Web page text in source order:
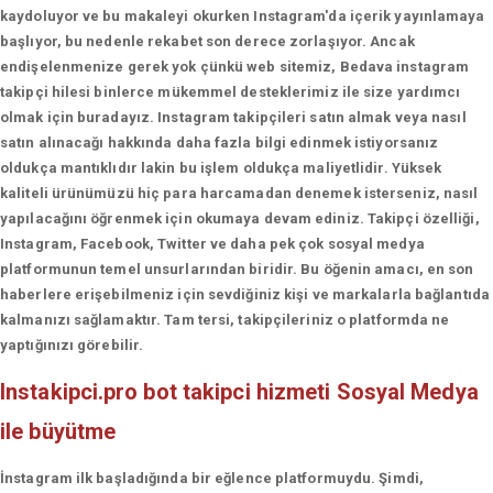
kaydoluyor ve bu makaleyi okurken Instagram'da içerik yayınlamaya
başlıyor, bu nedenle rekabet son derece zorlaşıyor. Ancak
endişelenmenize gerek yok çünkü web sitemiz, Bedava instagram
takipçi hilesi binlerce mükemmel desteklerimiz ile size yardımcı
olmak için buradayız. Instagram takipçileri satın almak veya nasıl
satın alınacağı hakkında daha fazla bilgi edinmek istiyorsanız
oldukça mantıklıdır lakin bu işlem oldukça maliyetlidir. Yüksek
kaliteli ürünümüzü hiç para harcamadan denemek isterseniz, nasıl
yapılacağını öğrenmek için okumaya devam ediniz. Takipçi özelliği,
Instagram, Facebook, Twitter ve daha pek çok sosyal medya
platformunun temel unsurlarından biridir. Bu öğenin amacı, en son
haberlere erişebilmeniz için sevdiğiniz kişi ve markalarla bağlantıda
kalmanızı sağlamaktır. Tam tersi, takipçileriniz o platformda ne
yaptığınızı görebilir.
Instakipci.pro bot takipci hizmeti Sosyal Medya
ile büyütme
İnstagram ilk başladığında bir eğlence platformuydu. Şimdi,